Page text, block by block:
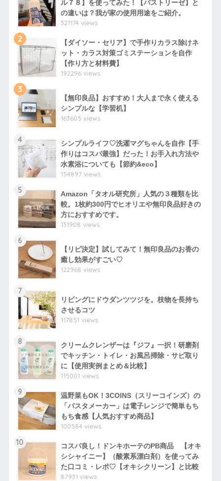
ル７８】を使ってみた！【パストリーゼ】と
の違いは？我が家の使用用途をご紹介。
321174 views
2
【ダイソー・セリア】で手作りカラス除けネ
ット・カラス対策ゴミステーションを自作
【作り方と材料費】
192296 views
3
【無印良品】おすすめ！大人まで永く使える
シンプルな【学習机】
163605 views
4
シンプルライフ♡洗濯マグちゃんを自作【手
作りはコスパ最強】だった！お手入れ方法や
水素浴についても【節約&eco】
154897 views
5
Amazon「タオル研究所」人気の３種類を比
較。1枚約300円でヒオリエや無印良品好きの
方におすすめです。
131908 views
6
【リピ決定】試してみて！無印良品のお香の
癒し効果がすごい♡
122968 views
7
リビングにドウダンツツジを。枝物を長持ち
させるコツ
117851 views
8
クリームクレンザーは『ジフ』一択！研磨剤
でキッチン・トイレ・お風呂掃除・サビ取り
に【使用実例まとめ＆比較】
115001 views
9
温野菜もOK！3COINS（スリーコインズ）の
「パスタメーカー」は電子レンジで簡単もち
もち食感【人気おすすめ商品】
100584 views
10
コスパ良し！ドンキホーテのPB商品 【オキ
シシャイニー】（酸素系漂白剤）を使ってみ
た口コミ・レポ♡【オキシクリーン】と比較
87931 views